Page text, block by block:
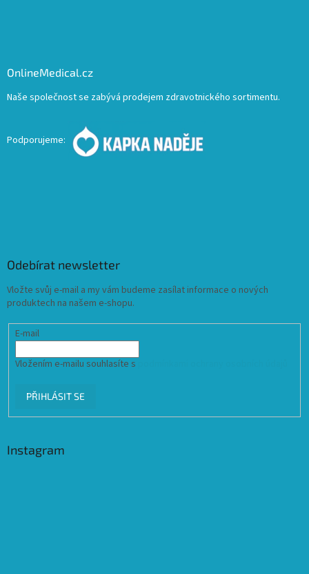
OnlineMedical.cz
Naše společnost se zabývá prodejem zdravotnického sortimentu.
Podporujeme:
Odebírat newsletter
Vložte svůj e-mail a my vám budeme zasílat informace o nových
produktech na našem e-shopu.
E-mail
Vložením e-mailu souhlasíte s
PŘIHLÁSIT SE
Instagram